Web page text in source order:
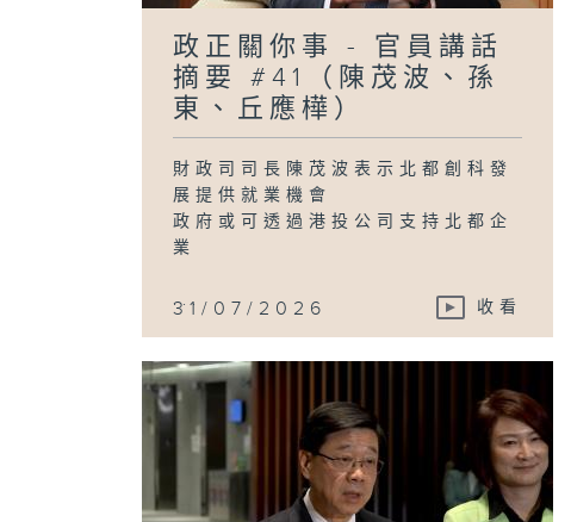
政正關你事 - 官員講話
摘要 #41（陳茂波、孫
東、丘應樺）
財政司司長陳茂波表示北都創科發
展提供就業機會
政府或可透過港投公司支持北都企
業
...
31/07/2026 收看